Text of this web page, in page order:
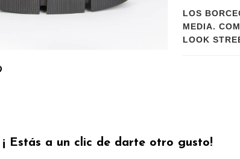
LOS
MEDIA.
LOOK
¡ Estás a un clic de darte otro gusto!